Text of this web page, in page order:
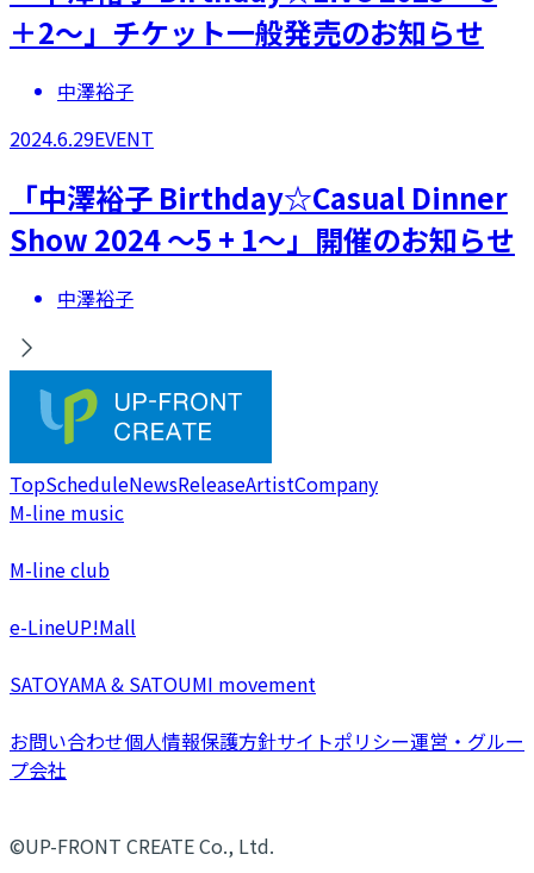
＋2～」チケット一般発売のお知らせ
中澤裕子
2024.6.29EVENT
​「中澤裕子 Birthday☆Casual Dinner
Show 2024 ～5 + 1～」開催のお知らせ
中澤裕子
TopScheduleNewsReleaseArtistCompany
M-line music
M-line club
e-LineUP!Mall
SATOYAMA & SATOUMI movement
お問い合わせ個人情報保護方針サイトポリシー運営・グルー
プ会社
©UP-FRONT CREATE Co., Ltd.